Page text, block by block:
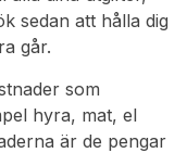
sedan att hålla dig
går.
som
hyra, mat, el
är de pengar